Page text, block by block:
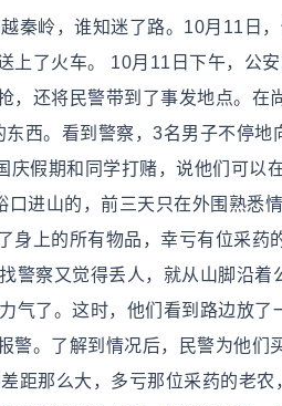
秦岭，谁知迷了路。10月11日
上了火车。 10月11日下午，公
，还将民警带到了事发地点。在
西。看到警察，3名男子不停地
假期和同学打赌，说他们可以
进山的，前三天只在外围熟悉
上的所有物品，幸亏有位采药
警察又觉得丢人，就从山脚沿着
气了。这时，他们看到路边放了
警。了解到情况后，民警为他们
距那么大，多亏那位采药的老农